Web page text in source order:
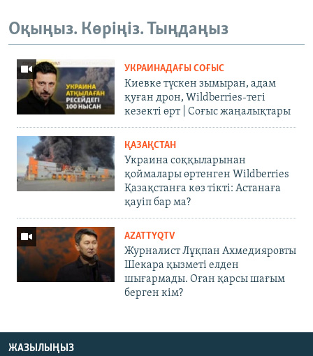
Оқыңыз. Көріңіз. Тыңдаңыз
УКРАИНАДАҒЫ СОҒЫС
Киевке түскен зымыран, адам
қуған дрон, Wildberries-тегі
кезекті өрт | Соғыс жаңалықтары
ҚАЗАҚСТАН
Украина соққыларынан
қоймалары өртенген Wildberries
Қазақстанға көз тікті: Астанаға
қауіп бар ма?
AZATTYQTV
Журналист Лұқпан Ахмедияровты
Шекара қызметі елден
шығармады. Оған қарсы шағым
берген кім?
ЖАЗЫЛЫҢЫЗ